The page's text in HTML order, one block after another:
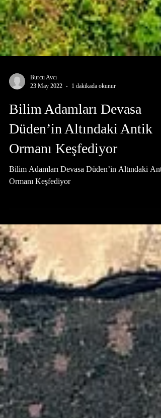
Burcu Avcı
23 May 2022
1 dakikada okunur
Bilim Adamları Devasa
Düden’in Altındaki Antik
Ormanı Keşfediyor